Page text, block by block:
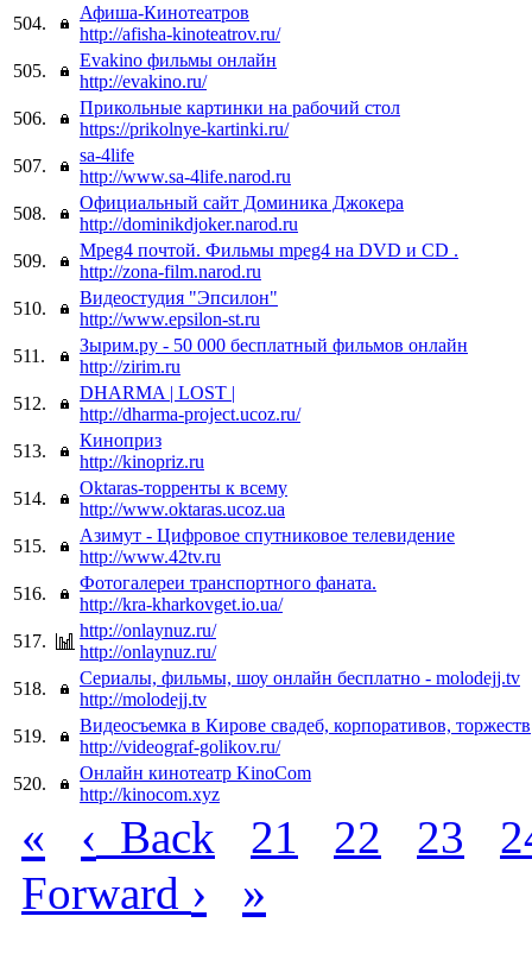
504.
Афиша-Кинотеатров
http://afisha-kinoteatrov.ru/
505.
Evakino фильмы онлайн
http://evakino.ru/
506.
Прикольные картинки на рабочий стол
https://prikolnye-kartinki.ru/
507.
sa-4life
http://www.sa-4life.narod.ru
508.
Официальный сайт Доминика Джокера
http://dominikdjoker.narod.ru
509.
Mpeg4 почтой. Фильмы mpeg4 на DVD и CD .
http://zona-film.narod.ru
510.
Видеостудия "Эпсилон"
http://www.epsilon-st.ru
511.
Зырим.ру - 50 000 бесплатный фильмов онлайн
http://zirim.ru
512.
DHARMA | LOST |
http://dharma-project.ucoz.ru/
513.
Киноприз
http://kinopriz.ru
514.
Oktaras-торренты к всему
http://www.oktaras.ucoz.ua
515.
Азимут - Цифровое спутниковое телевидение
http://www.42tv.ru
516.
Фотогалереи транспортного фаната.
http://kra-kharkovget.io.ua/
517.
http://onlaynuz.ru/
http://onlaynuz.ru/
518.
Сериалы, фильмы, шоу онлайн бесплатно - molodejj.tv
http://molodejj.tv
519.
Видеосъемка в Кирове свадеб, корпоративов, торжеств
http://videograf-golikov.ru/
520.
Онлайн кинотеатр KinoCom
http://kinocom.xyz
« ‹ Back 21 22 23
Forward › »